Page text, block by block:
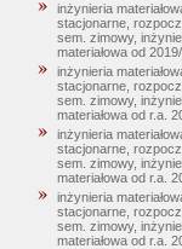
inżynieria
stacjonarne,
sem. zimowy,
materiałowa od
inżynieria
stacjonarne,
sem. zimowy,
materiałowa od r.a.
inżynieria
stacjonarne,
sem. zimowy,
materiałowa od r.a.
inżynieria
stacjonarne,
sem. zimowy,
materiałowa od r.a.